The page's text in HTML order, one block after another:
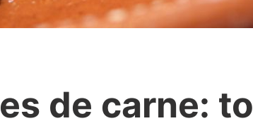
de carne: